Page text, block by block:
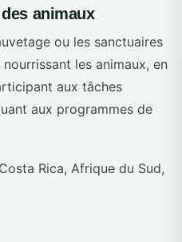
animaux
ou les sanctuaires
les animaux, en
aux tâches
aux programmes de
Costa Rica, Afrique du Sud,